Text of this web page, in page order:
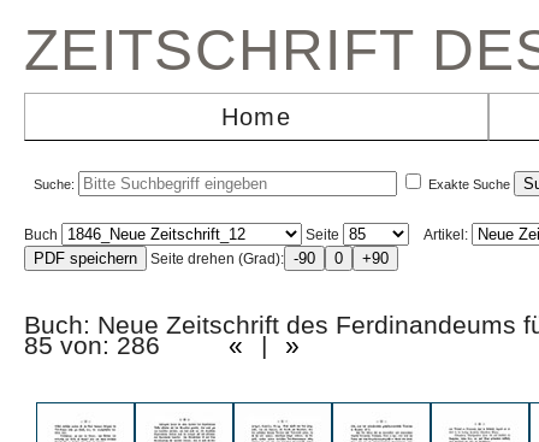
ZEITSCHRIFT
Home
Suche: Exakte Suche
Buch Seite
Artikel:
Seite drehen (Grad):
Buch: Neue Zeitschrift des
85 von: 286 « | »